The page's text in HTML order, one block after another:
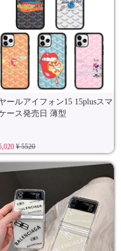
ールアイフォン15 15plusスマ
ース発売日 薄型
¥ 5520